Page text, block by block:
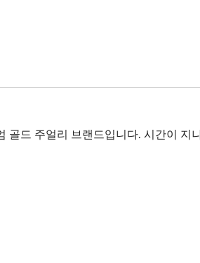
드 주얼리 브랜드입니다. 시간이 지